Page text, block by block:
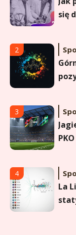
się
2
3
4
La